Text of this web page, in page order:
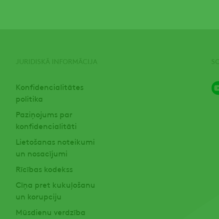
Konfidencialitātes
politika
Paziņojums par
konfidencialitāti
Lietošanas noteikumi
un nosacījumi
Rīcības kodekss
Cīņa pret kukuļošanu
un korupciju
Mūsdienu verdzība